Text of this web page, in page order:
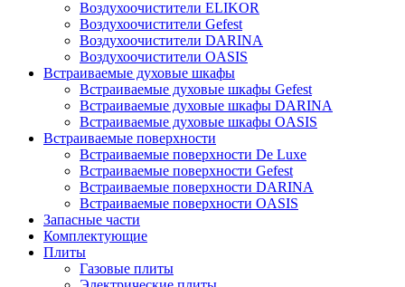
Воздухоочистители ELIKOR
Воздухоочистители Gefest
Воздухоочистители DARINA
Воздухоочистители OASIS
Встраиваемые духовые шкафы
Встраиваемые духовые шкафы Gefest
Встраиваемые духовые шкафы DARINA
Встраиваемые духовые шкафы OASIS
Встраиваемые поверхности
Встраиваемые поверхности De Luxe
Встраиваемые поверхности Gefest
Встраиваемые поверхности DARINA
Встраиваемые поверхности OASIS
Запасные части
Комплектующие
Плиты
Газовые плиты